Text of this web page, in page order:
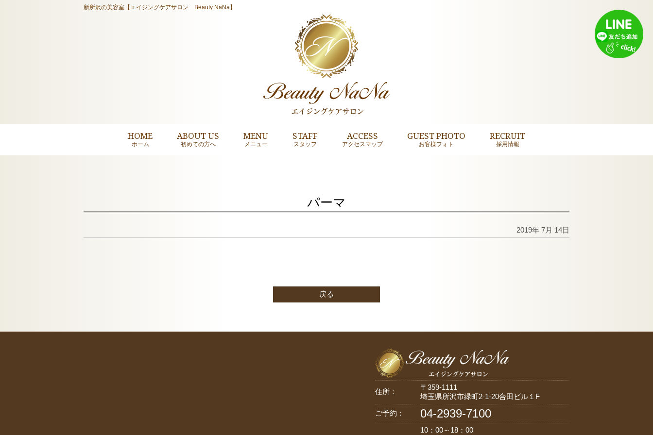
新所沢の美容室【エイジングケアサロン Beauty NaNa】
HOME
ホーム
ABOUT US
初めての方へ
MENU
メニュー
STAFF
スタッフ
ACCESS
アクセスマップ
GUEST PHOTO
お客様フォト
RECRUIT
採用情報
パーマ
2019年 7月 14日
戻る
住所：
〒359-1111
埼玉県所沢市緑町2-1-20合田ビル１F
ご予約：
04-2939-7100
10：00～18：00